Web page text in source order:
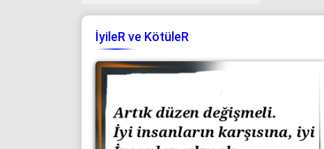
İyileR ve KötüleR